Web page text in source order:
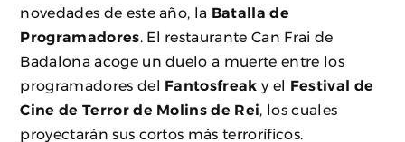
novedades de este año, la Batalla de
Programadores . El restaurante Can Frai de
Badalona acoge un duelo a muerte entre los
programadores del Fantosfreak y el Festival de
Cine de Terror de Molins de Rei , los cuales
proyectarán sus cortos más terroríficos.